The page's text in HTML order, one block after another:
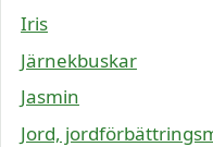
Iris
Järnekbuskar
Jasmin
Jord,